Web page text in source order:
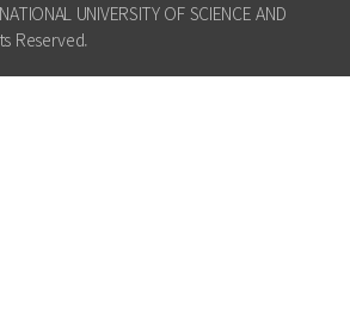
UNIVERSITY OF SCIENCE AND
Reserved.